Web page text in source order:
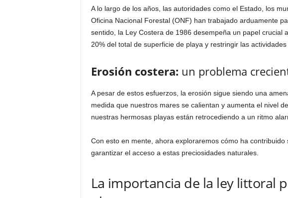
A lo largo de los años, las autoridades como el Estado, los
Oficina Nacional Forestal (ONF) han trabajado arduamente
sentido, la Ley Costera de 1986 desempeña un papel crucial
20% del total de superficie de playa y restringir las
Erosión costera: un problema
A pesar de estos esfuerzos, la erosión sigue siendo una
medida que nuestros mares se calientan y aumenta el nivel
nuestras hermosas playas están retrocediendo a un ritmo
Con esto en mente, ahora exploraremos cómo ha
garantizar el acceso a estas preciosidades naturales.
La importancia de la ley littoral